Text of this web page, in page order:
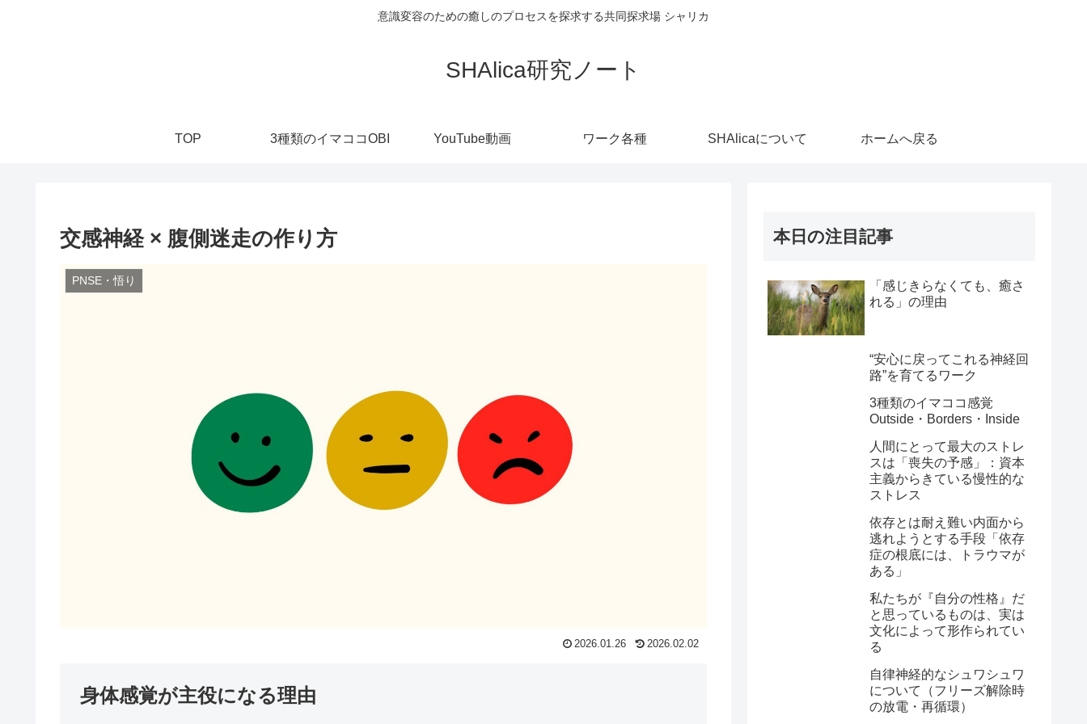
意識変容のための癒しのプロセスを探求する共同探求場 シャリカ
SHAlica研究ノート
TOP 3種類のイマココOBI YouTube動画 ワーク各種 SHAlicaについて ホームへ戻る
交感神経 × 腹側迷走の作り方
PNSE・悟り
2026.01.26 2026.02.02
身体感覚が主役になる理由
本日の注目記事
「感じきらなくても、癒さ
れる」の理由
“安心に戻ってこれる神経回
路”を育てるワーク
3種類のイマココ感覚
Outside・Borders・Inside
人間にとって最大のストレ
スは「喪失の予感」：資本
主義からきている慢性的な
ストレス
依存とは耐え難い内面から
逃れようとする手段「依存
症の根底には、トラウマが
ある」
私たちが『自分の性格』だ
と思っているものは、実は
文化によって形作られてい
る
自律神経的なシュワシュワ
について（フリーズ解除時
の放電・再循環）